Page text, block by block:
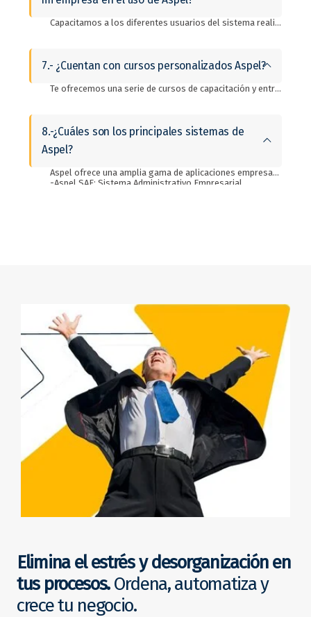
Capacitamos a los diferentes usuarios del sistema realizando ejercicios integrales de cada proceso. Realizamos pruebas integrales de los diferentes procesos invitando a los participantes de cada departamento que interviene en el proceso con el objetivo de simular las operaciones reales de la empresa.
7.- ¿Cuentan con cursos personalizados Aspel?
Te ofrecemos una serie de cursos de capacitación y entrenamiento en línea. Nuestros Consultores expertos te ayudarán a desarrollar tus habilidades sobre las herramientas para que logres aprovechar al máximo tu sistema. ¡Escríbenos para más información!
8.-¿Cuáles son los principales sistemas de
Aspel?
Aspel ofrece una amplia gama de aplicaciones empresariales que abarcan diversas áreas funcionales. Algunas de las principales aplicaciones de Aspel incluyen:
-Aspel SAE: Sistema Administrativo Empresarial.
Elimina el estrés y desorganización en
tus procesos.Ordena, automatiza y
crece tu negocio.